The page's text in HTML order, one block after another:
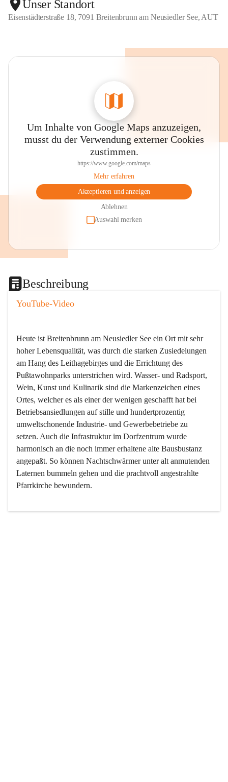
Unser Standort
Eisenstädterstraße 18, 7091 Breitenbrunn am Neusiedler See, AUT
Um Inhalte von Google Maps anzuzeigen,
musst du der Verwendung externer Cookies
zustimmen.
https://www.google.com/maps
Mehr erfahren
Akzeptieren und anzeigen
Ablehnen
Auswahl merken
Beschreibung
YouTube-Video
Heute ist Breitenbrunn am Neusiedler See ein Ort mit sehr
hoher Lebensqualität, was durch die starken Zusiedelungen
am Hang des Leithagebirges und die Errichtung des
Pußtawohnparks unterstrichen wird. Wasser- und Radsport,
Wein, Kunst und Kulinarik sind die Markenzeichen eines
Ortes, welcher es als einer der wenigen geschafft hat bei
Betriebsansiedlungen auf stille und hundertprozentig
umweltschonende Industrie- und Gewerbebetriebe zu
setzen. Auch die Infrastruktur im Dorfzentrum wurde
harmonisch an die noch immer erhaltene alte Bausbustanz
angepaßt. So können Nachtschwärmer unter alt anmutenden
Laternen bummeln gehen und die prachtvoll angestrahlte
Pfarrkirche bewundern.
Der Weinbau dominert heute nicht mehr, ist aber integrativer